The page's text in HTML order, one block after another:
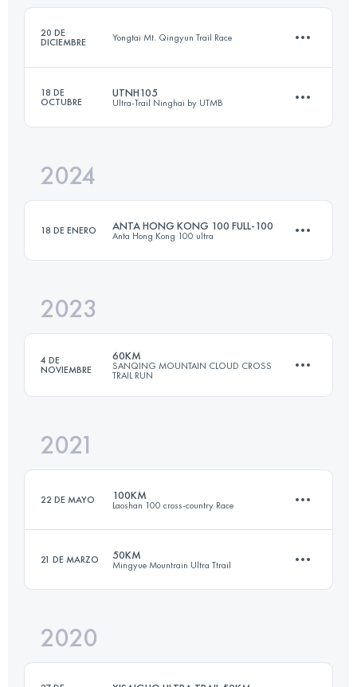
Inicia sesión para ver el UTMB Index
20 DE
DICIEMBRE Yongtai Mt. Qingyun Trail Race
9.6 KM876 M+
18 DE
OCTUBRE
UTNH105
Ultra-Trail Ninghai by UTMB
Inicia sesión para ver el UTMB Index
2024
18 DE ENERO ANTA HONG KONG 100 FULL-100
Anta Hong Kong 100 ultra
2023
4 DE
NOVIEMBRE
60KM
SANQING MOUNTAIN CLOUD CROSS
TRAIL RUN
Inicia sesión para ver el UTMB Index
2021
22 DE MAYO 100KM
Laoshan 100 cross-country Race
Inicia sesión para ver el UTMB Index
21 DE MARZO 50KM
Mingyue Mountrain Ultra Ttrail
2020